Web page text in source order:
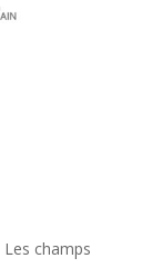
Les champs